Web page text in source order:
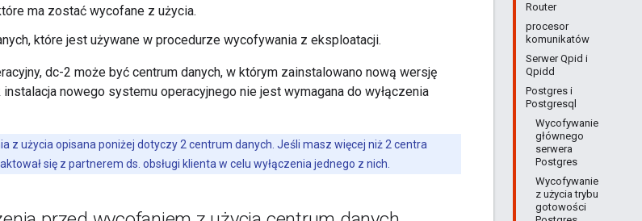
Router
procesor
komunikatów
Serwer Qpid i
Qpidd
Postgres i
Postgresql
Wycofywanie
głównego
serwera
Postgres
Wycofywanie
z użycia trybu
gotowości
ma zostać wycofane z użycia.
które jest używane w procedurze wycofywania z eksploatacji.
dc-2 może być centrum danych, w którym zainstalowano nową wersję
nowego systemu operacyjnego nie jest wymagana do wyłączenia
z użycia opisana poniżej dotyczy 2 centrum danych. Jeśli masz więcej niż 2 centra
się z partnerem ds. obsługi klienta w celu wyłączenia jednego z nich.